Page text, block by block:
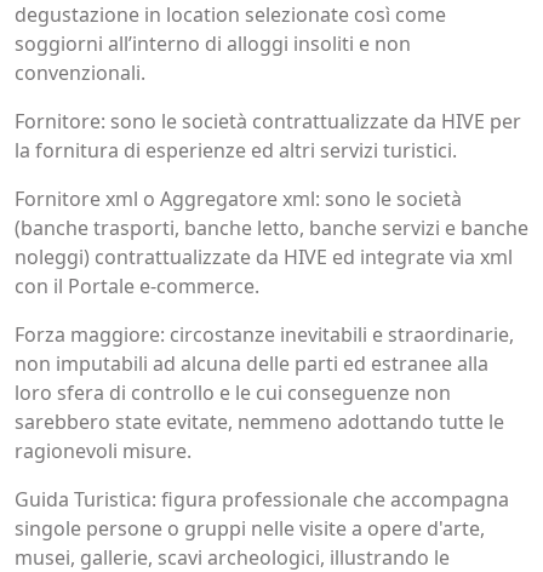
degustazione in location selezionate così come
soggiorni all’interno di alloggi insoliti e non
convenzionali.
Fornitore: sono le società contrattualizzate da HIVE per
la fornitura di esperienze ed altri servizi turistici.
Fornitore xml o Aggregatore xml: sono le società
(banche trasporti, banche letto, banche servizi e banche
noleggi) contrattualizzate da HIVE ed integrate via xml
con il Portale e-commerce.
Forza maggiore: circostanze inevitabili e straordinarie,
non imputabili ad alcuna delle parti ed estranee alla
loro sfera di controllo e le cui conseguenze non
sarebbero state evitate, nemmeno adottando tutte le
ragionevoli misure.
Guida Turistica: figura professionale che accompagna
singole persone o gruppi nelle visite a opere d'arte,
musei, gallerie, scavi archeologici, illustrando le